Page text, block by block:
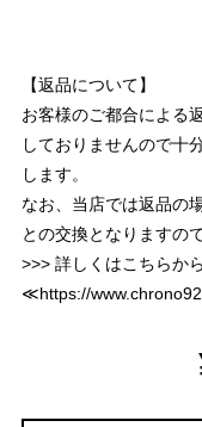
【返品について】
お客様のご都合による
しておりませんので十
します。
なお、当店では返品の
との交換となりますの
>>> 詳しくはこちらから
≪https://